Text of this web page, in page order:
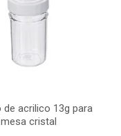
de acrilico 13g para
mesa cristal